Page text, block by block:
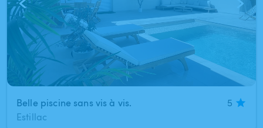
Belle piscine sans vis à vis.
5
Estillac